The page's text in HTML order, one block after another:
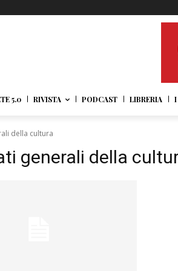
5.0 RIVISTA PODCAST LIBRERIA I
della cultura
generali della